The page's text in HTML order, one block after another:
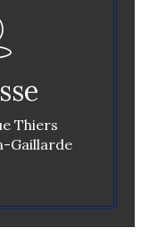
Thiers
Gaillarde